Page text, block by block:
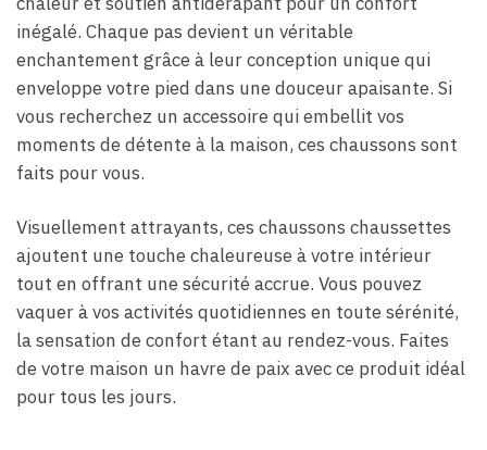
inégalé. Chaque pas devient un véritable
enchantement grâce à leur conception unique qui
enveloppe votre pied dans une douceur apaisante. Si
vous recherchez un accessoire qui embellit vos
moments de détente à la maison, ces chaussons sont
faits pour vous.
Visuellement attrayants, ces chaussons chaussettes
ajoutent une touche chaleureuse à votre intérieur
tout en offrant une sécurité accrue. Vous pouvez
vaquer à vos activités quotidiennes en toute sérénité,
la sensation de confort étant au rendez-vous. Faites
de votre maison un havre de paix avec ce produit idéal
pour tous les jours.